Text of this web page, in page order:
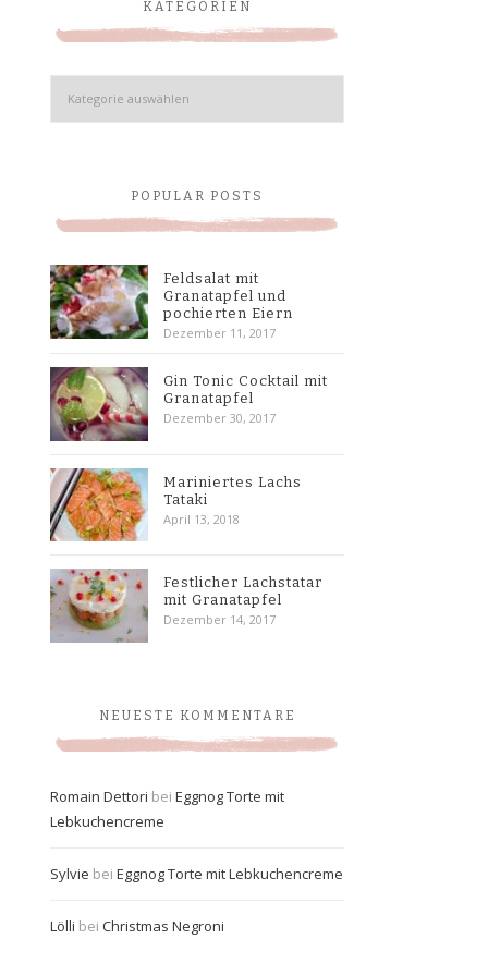
KATEGORIEN
Kategorien
POPULAR POSTS
Feldsalat mit
Granatapfel und
pochierten Eiern
Dezember 11, 2017
Gin Tonic Cocktail mit
Granatapfel
Dezember 30, 2017
Mariniertes Lachs
Tataki
April 13, 2018
Festlicher Lachstatar
mit Granatapfel
Dezember 14, 2017
NEUESTE KOMMENTARE
Romain Dettori bei Eggnog Torte mit
Lebkuchencreme
Sylvie bei Eggnog Torte mit Lebkuchencreme
Lölli bei Christmas Negroni